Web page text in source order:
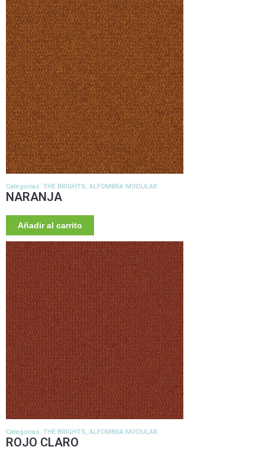
Categorias: THE BRIGHTS, ALFOMBRA MODULAR
NARANJA
Añadir al carrito
Categorias: THE BRIGHTS, ALFOMBRA MODULAR
ROJO CLARO